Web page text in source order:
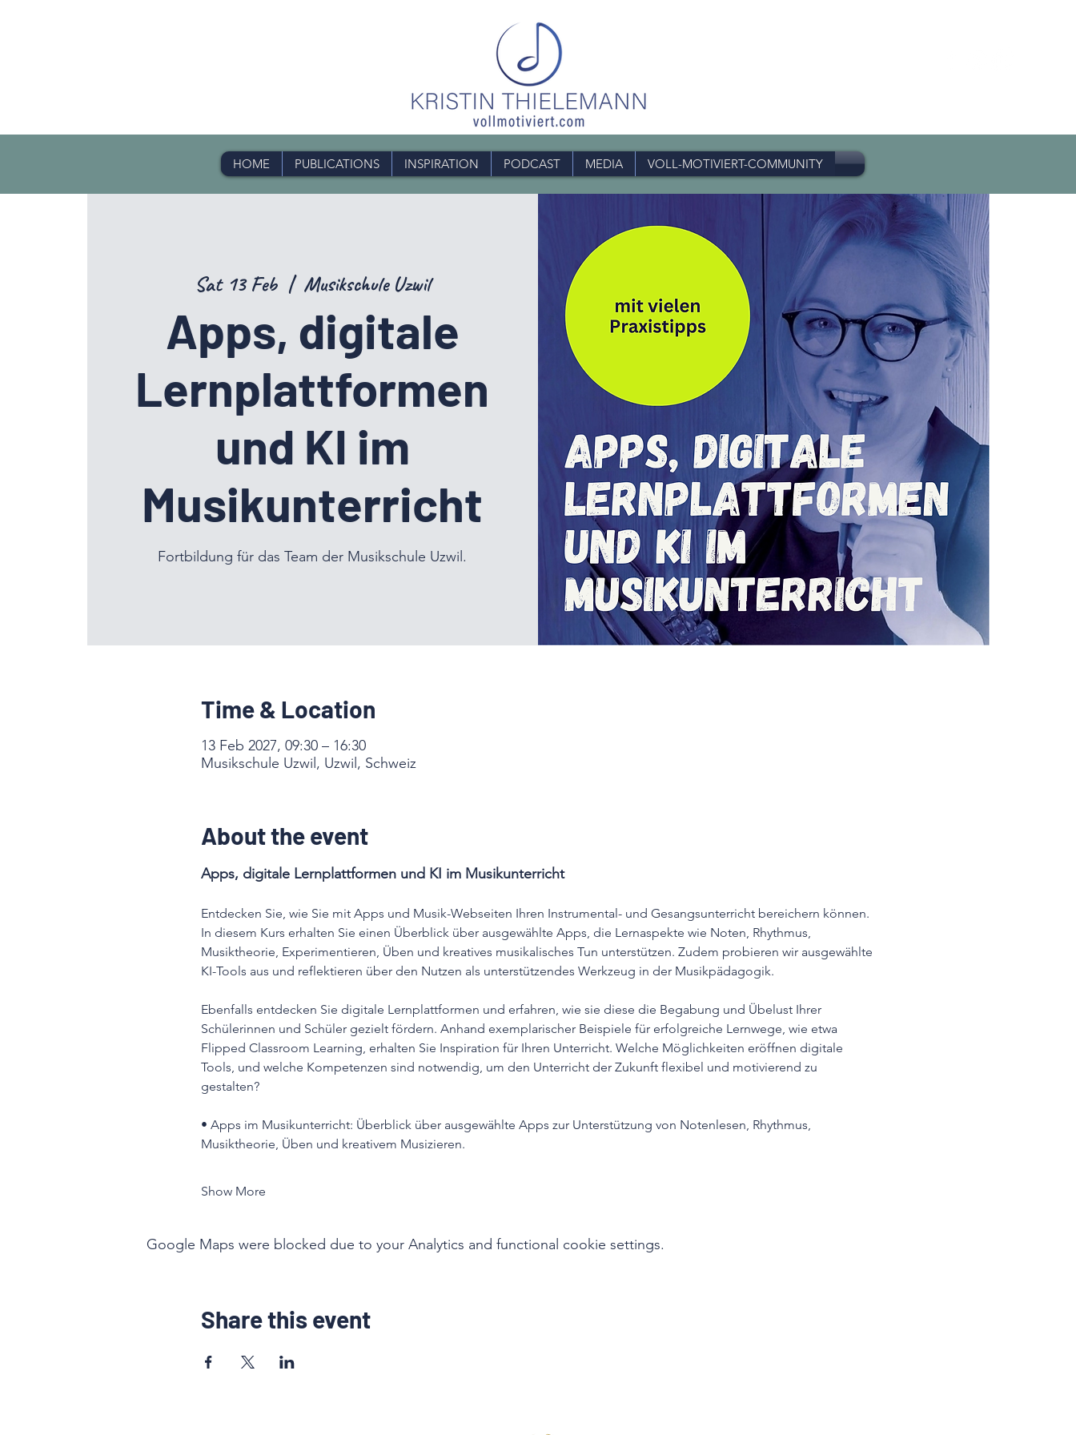
HOME PUBLICATIONS INSPIRATION PODCAST MEDIA VOLL-MOTIVIERT-COMMUNITY
Sat 13 Feb
  |
Musikschule Uzwil
Apps, digitale
Lernplattformen
und KI im
Musikunterricht
Fortbildung für das Team der Musikschule Uzwil.
Time & Location
13 Feb 2027, 09:30 – 16:30
Musikschule Uzwil, Uzwil, Schweiz
About the event
Apps, digitale Lernplattformen und KI im Musikunterricht
Entdecken Sie, wie Sie mit Apps und Musik-Webseiten Ihren Instrumental- und Gesangsunterricht bereichern können.
In diesem Kurs erhalten Sie einen Überblick über ausgewählte Apps, die Lernaspekte wie Noten, Rhythmus,
Musiktheorie, Experimentieren, Üben und kreatives musikalisches Tun unterstützen. Zudem probieren wir ausgewählte
KI-Tools aus und reflektieren über den Nutzen als unterstützendes Werkzeug in der Musikpädagogik.
Ebenfalls entdecken Sie digitale Lernplattformen und erfahren, wie sie diese die Begabung und Übelust Ihrer
Schülerinnen und Schüler gezielt fördern. Anhand exemplarischer Beispiele für erfolgreiche Lernwege, wie etwa
Flipped Classroom Learning, erhalten Sie Inspiration für Ihren Unterricht. Welche Möglichkeiten eröffnen digitale
Tools, und welche Kompetenzen sind notwendig, um den Unterricht der Zukunft flexibel und motivierend zu
gestalten?
• Apps im Musikunterricht: Überblick über ausgewählte Apps zur Unterstützung von Notenlesen, Rhythmus,
Musiktheorie, Üben und kreativem Musizieren.
Show More
Google Maps were blocked due to your Analytics and functional cookie settings.
Share this event